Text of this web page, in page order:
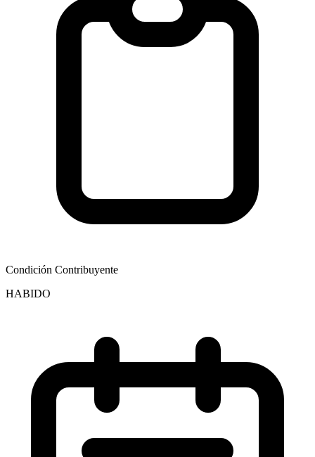
Condición Contribuyente
HABIDO